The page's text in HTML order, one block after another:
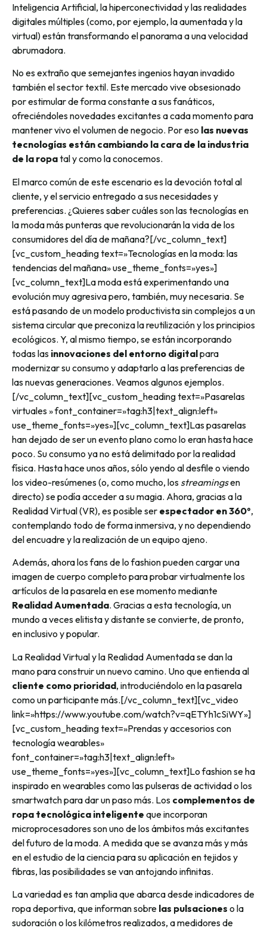
Inteligencia Artificial, la hiperconectividad y las realidades
digitales múltiples (como, por ejemplo, la aumentada y la
virtual) están transformando el panorama a una velocidad
abrumadora.
No es extraño que semejantes ingenios hayan invadido
también el sector textil. Este mercado vive obsesionado
por estimular de forma constante a sus fanáticos,
ofreciéndoles novedades excitantes a cada momento para
mantener vivo el volumen de negocio. Por eso las nuevas
tecnologías están cambiando la cara de la industria
de la ropatal y como la conocemos.
El marco común de este escenario es la devoción total al
cliente, y el servicio entregado a sus necesidades y
preferencias. ¿Quieres saber cuáles son las tecnologías en
la moda más punteras que revolucionarán la vida de los
consumidores del día de mañana?[/vc_column_text]
[vc_custom_heading text=»Tecnologías en la moda: las
tendencias del mañana» use_theme_fonts=»yes»]
[vc_column_text]La moda está experimentando una
evolución muy agresiva pero, también, muy necesaria. Se
está pasando de un modelo productivista sin complejos a un
sistema circular que preconiza la reutilización y los principios
ecológicos. Y, al mismo tiempo, se están incorporando
todas las innovaciones del entorno digitalpara
modernizar su consumo y adaptarlo a las preferencias de
las nuevas generaciones. Veamos algunos ejemplos.
[/vc_column_text][vc_custom_heading text=»Pasarelas
virtuales » font_container=»tag:h3|text_align:left»
use_theme_fonts=»yes»][vc_column_text]Las pasarelas
han dejado de ser un evento plano como lo eran hasta hace
poco. Su consumo ya no está delimitado por la realidad
física. Hasta hace unos años, sólo yendo al desfile o viendo
los video-resúmenes (o, como mucho, los streamingsen
directo) se podía acceder a su magia. Ahora, gracias a la
Realidad Virtual (VR), es posible ser espectador en 360º,
contemplando todo de forma inmersiva, y no dependiendo
del encuadre y la realización de un equipo ajeno.
Además, ahora los fans de lo fashion pueden cargar una
imagen de cuerpo completo para probar virtualmente los
artículos de la pasarela en ese momento mediante
Realidad Aumentada. Gracias a esta tecnología, un
mundo a veces elitista y distante se convierte, de pronto,
en inclusivo y popular.
La Realidad Virtual y la Realidad Aumentada se dan la
mano para construir un nuevo camino. Uno que entienda al
cliente como prioridad, introduciéndolo en la pasarela
como un participante más.[/vc_column_text][vc_video
link=»https://www.youtube.com/watch?v=qETYh1cSiWY»]
[vc_custom_heading text=»Prendas y accesorios con
tecnología wearables»
font_container=»tag:h3|text_align:left»
use_theme_fonts=»yes»][vc_column_text]Lo fashion se ha
inspirado en wearables como las pulseras de actividad o los
smartwatch para dar un paso más. Los complementos de
ropa tecnológica inteligente que incorporan
microprocesadores son uno de los ámbitos más excitantes
del futuro de la moda. A medida que se avanza más y más
en el estudio de la ciencia para su aplicación en tejidos y
fibras, las posibilidades se van antojando infinitas.
La variedad es tan amplia que abarca desde indicadores de
ropa deportiva, que informan sobre las pulsaciones o la
sudoración o los kilómetros realizados, a medidores de